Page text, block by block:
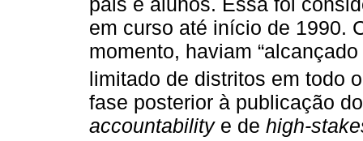
em curso até início de 1990.
momento, haviam
limitado de distritos em todo
fase posterior à publicação
accountabilitye de high-